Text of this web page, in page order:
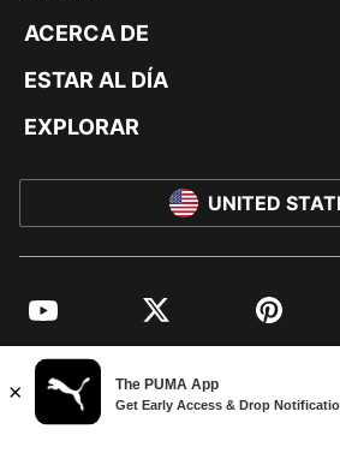
ACERCA DE
ESTAR AL DÍA
EXPLORAR
UNITED
YouTube Twitter Pinterest
©